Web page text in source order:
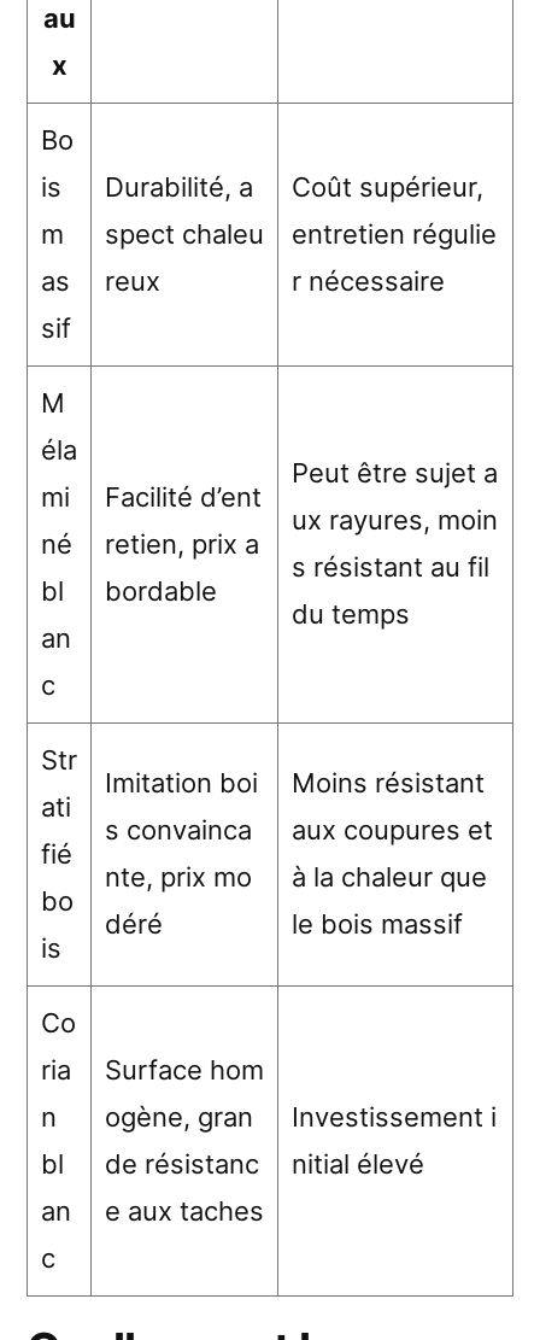
au
x
Bo
is
m
as
sif
Durabilité, a
spect chaleu
reux
Coût supérieur,
entretien régulie
r nécessaire
M
éla
mi
né
bl
an
c
Facilité d’ent
retien, prix a
bordable
Peut être sujet a
ux rayures, moin
s résistant au fil
du temps
Str
ati
fié
bo
is
Imitation boi
s convainca
nte, prix mo
déré
Moins résistant
aux coupures et
à la chaleur que
le bois massif
Co
ria
n
bl
an
c
Surface hom
ogène, gran
de résistanc
e aux taches
Investissement i
nitial élevé